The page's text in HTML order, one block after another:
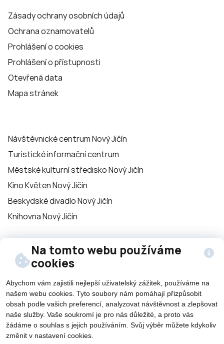
Na tomto webu používáme
cookies
Abychom vám zajistili nejlepší uživatelský zážitek, používáme na
našem webu cookies. Tyto soubory nám pomáhají přizpůsobit
obsah podle vašich preferencí, analyzovat návštěvnost a zlepšovat
naše služby. Vaše soukromí je pro nás důležité, a proto vás
žádáme o souhlas s jejich používáním. Svůj výběr můžete kdykoliv
změnit v nastavení cookies.
Zásady ochrany osobních údajů
Ochrana oznamovatelů
Prohlášení o cookies
Prohlášení o přístupnosti
Otevřená data
Mapa stránek
Návštěvnické centrum Nový Jičín
Turistické informační centrum
Městské kulturní středisko Nový Jičín
Kino Květen Nový Jičín
Beskydské divadlo Nový Jičín
Knihovna Nový Jičín
Sledujte nás na
sítích